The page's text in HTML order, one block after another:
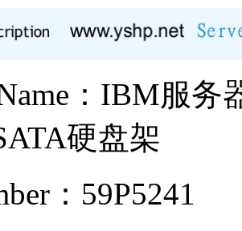
：IBM服
硬盘架
：59P5241